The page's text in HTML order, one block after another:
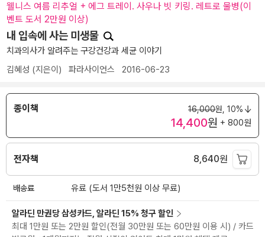
웰니스 여름 리추얼 + 에그 트레이. 사우나 빗 키링. 레트로 물병(이
벤트 도서 2만원 이상)
내 입속에 사는 미생물
치과의사가 알려주는 구강건강과 세균 이야기
김혜성 (지은이) 파라사이언스 2016-06-23
종이책 16,000원, 10%
14,400원 + 800원
전자책 8,640원
배송료 유료 (도서 1만5천원 이상 무료)
알라딘 만권당 삼성카드, 알라딘 15% 청구 할인
최대 1만원 또는 2만원 할인(전월 30만원 또는 60만원 이용 시) / 카드